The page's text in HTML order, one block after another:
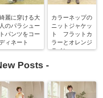
麗に穿ける大
人のパラシュー
トパンツをコー
ィネート
カラーネップの
ニットジャケッ
ト フラットカ
ラーとオレンジ
ライン
Posts -